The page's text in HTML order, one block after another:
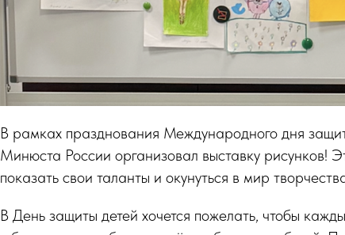
В рамках празднования Международного дня
Минюста России организовал выставку рисунков!
показать свои таланты и окунуться в мир
В День защиты детей хочется пожелать, чтобы